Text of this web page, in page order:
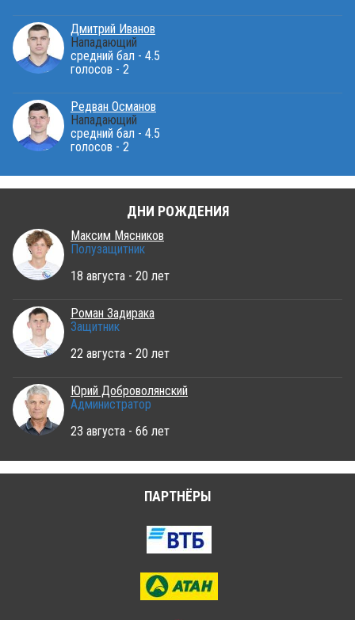
Дмитрий Иванов
Нападающий
средний бал - 4.5
голосов - 2
Редван Османов
Нападающий
средний бал - 4.5
голосов - 2
ДНИ РОЖДЕНИЯ
Максим Мясников
Полузащитник
18 августа - 20 лет
Роман Задирака
Защитник
22 августа - 20 лет
Юрий Доброволянский
Администратор
23 августа - 66 лет
ПАРТНЁРЫ